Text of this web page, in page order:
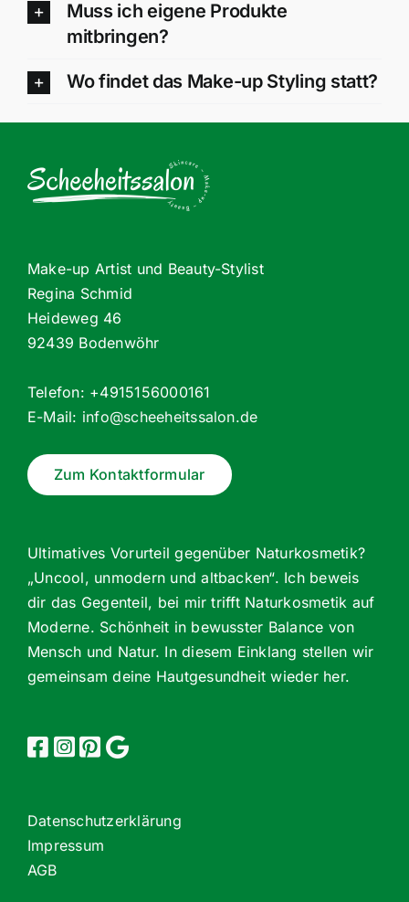
Muss ich eigene Produkte
mitbringen?
Wo findet das Make-up Styling statt?
Make-up Artist und Beauty-Stylist
Regina Schmid
Heideweg 46
92439 Bodenwöhr
Telefon: +4915156000161
E-Mail: info@scheeheitssalon.de
Zum Kontaktformular
Ultimatives Vorurteil gegenüber Naturkosmetik?
„Uncool, unmodern und altbacken“. Ich beweis
dir das Gegenteil, bei mir trifft Naturkosmetik auf
Moderne. Schönheit in bewusster Balance von
Mensch und Natur. In diesem Einklang stellen wir
gemeinsam deine Hautgesundheit wieder her.
Datenschutzerklärung
Impressum
AGB